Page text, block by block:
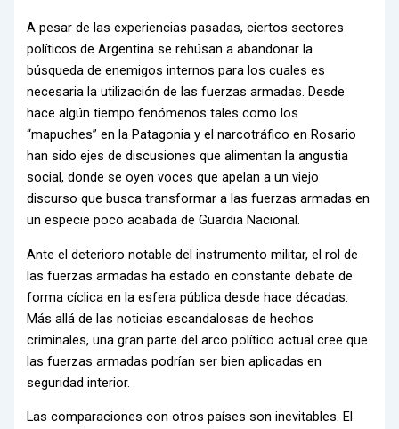
A pesar de las experiencias pasadas, ciertos sectores
políticos de Argentina se rehúsan a abandonar la
búsqueda de enemigos internos para los cuales es
necesaria la utilización de las fuerzas armadas. Desde
hace algún tiempo fenómenos tales como los
“mapuches” en la Patagonia y el narcotráfico en Rosario
han sido ejes de discusiones que alimentan la angustia
social, donde se oyen voces que apelan a un viejo
discurso que busca transformar a las fuerzas armadas en
un especie poco acabada de Guardia Nacional.
Ante el deterioro notable del instrumento militar, el rol de
las fuerzas armadas ha estado en constante debate de
forma cíclica en la esfera pública desde hace décadas.
Más allá de las noticias escandalosas de hechos
criminales, una gran parte del arco político actual cree que
las fuerzas armadas podrían ser bien aplicadas en
seguridad interior.
Las comparaciones con otros países son inevitables. El